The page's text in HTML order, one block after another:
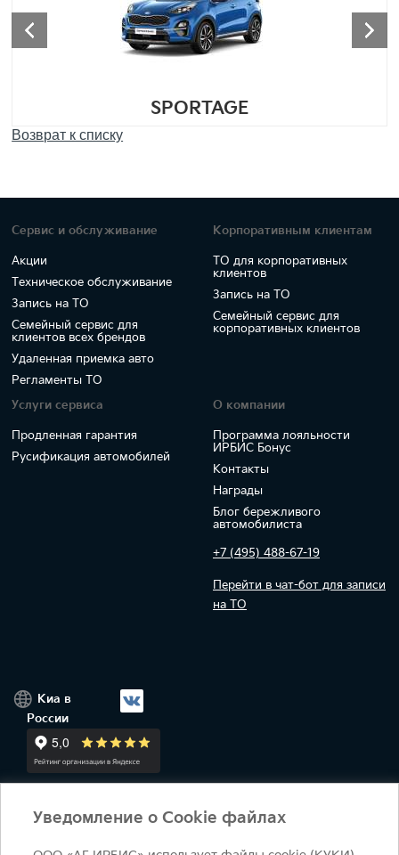
SPORTAGE
Возврат к списку
Сервис и обслуживание
Акции
Техническое обслуживание
Запись на ТО
Семейный сервис для
клиентов всех брендов
Удаленная приемка авто
Регламенты ТО
Корпоративным клиентам
ТО для корпоративных
клиентов
Запись на ТО
Семейный сервис для
корпоративных клиентов
Услуги сервиса
Продленная гарантия
Русификация автомобилей
О компании
Программа лояльности
ИРБИС Бонус
Контакты
Награды
Блог бережливого
автомобилиста
+7 (495) 488-67-19
Перейти в чат-бот для записи
на ТО
Киа в
России
+7 (495) 644-18-18ежедневно 09:00 - 21:00salon@irbis-auto.ru
Уведомление о Cookie файлах